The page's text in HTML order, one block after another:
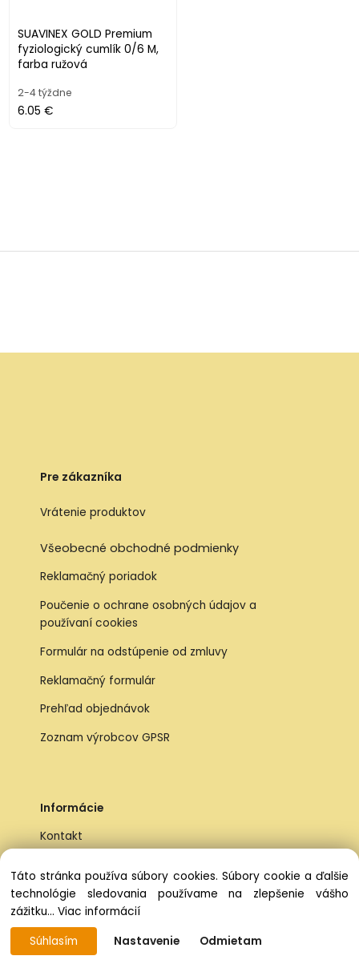
SUAVINEX GOLD Premium
fyziologický cumlík 0/6 M,
farba ružová
2-4 týždne
6.05 €
Pre zákazníka
Vrátenie produktov
Všeobecné obchodné podmienky
Reklamačný poriadok
Poučenie o ochrane osobných údajov a
používaní cookies
Formulár na odstúpenie od zmluvy
Reklamačný formulár
Prehľad objednávok
Zoznam výrobcov GPSR
Informácie
Kontakt
Pozáručný servis kočíkov
Doprava ZDARMA nad 59 €,-
Táto stránka používa súbory cookies. Súbory cookie a ďalšie
technológie sledovania používame na zlepšenie vášho
zážitku... Viac informácií
Súhlasím
Nastavenie Odmietam